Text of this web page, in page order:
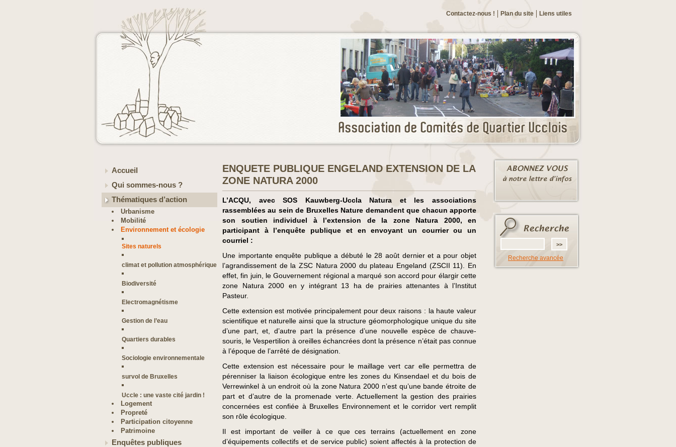
Liens utiles
Plan du site
Contactez-nous !
Accueil
Qui sommes-nous ?
Thématiques d’action
Urbanisme
Mobilité
Environnement et écologie
Sites naturels
climat et pollution atmosphérique
Biodiversité
Electromagnétisme
Gestion de l’eau
Quartiers durables
Sociologie environnementale
survol de Bruxelles
Uccle : une vaste cité jardin !
Logement
Propreté
Participation citoyenne
Patrimoine
Enquêtes publiques
ENQUETE PUBLIQUE ENGELAND EXTENSION DE LA
ZONE NATURA 2000
L’ACQU, avec SOS Kauwberg-Uccla Natura et les associations
rassemblées au sein de Bruxelles Nature demandent que chacun apporte
son soutien individuel à l’extension de la zone Natura 2000, en
participant à l’enquête publique et en envoyant un courrier ou un
courriel :
Une importante enquête publique a débuté le 28 août dernier et a pour objet
l’agrandissement de la ZSC Natura 2000 du plateau Engeland (ZSCII 11). En
effet, fin juin, le Gouvernement régional a marqué son accord pour élargir cette
zone Natura 2000 en y intégrant 13 ha de prairies attenantes à l’Institut
Pasteur.
Cette extension est motivée principalement pour deux raisons : la haute valeur
scientifique et naturelle ainsi que la structure géomorphologique unique du site
d’une part, et, d’autre part la présence d’une nouvelle espèce de chauve-
souris, le Vespertilion à oreilles échancrées dont la présence n’était pas connue
à l’époque de l’arrêté de désignation.
Cette extension est nécessaire pour le maillage vert car elle permettra de
pérenniser la liaison écologique entre les zones du Kinsendael et du bois de
Verrewinkel à un endroit où la zone Natura 2000 n’est qu’une bande étroite de
part et d’autre de la promenade verte. Actuellement la gestion des prairies
concernées est confiée à Bruxelles Environnement et le corridor vert remplit
son rôle écologique.
Il est important de veiller à ce que ces terrains (actuellement en zone
d’équipements collectifs et de service public) soient affectés à la protection de
Recherche avancée